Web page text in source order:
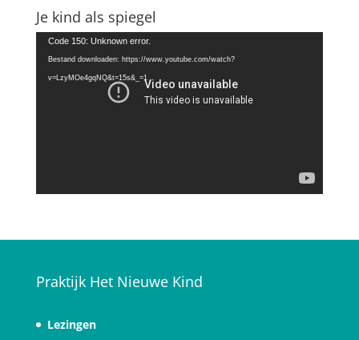
Je kind als spiegel
Videospeler
Code 150: Unknown error.
Bestand downloaden: https://www.youtube.com/watch?
v=LzyMOe4gqNQ&t=15s&_=1
Praktijk Het Nieuwe Kind
Lezingen